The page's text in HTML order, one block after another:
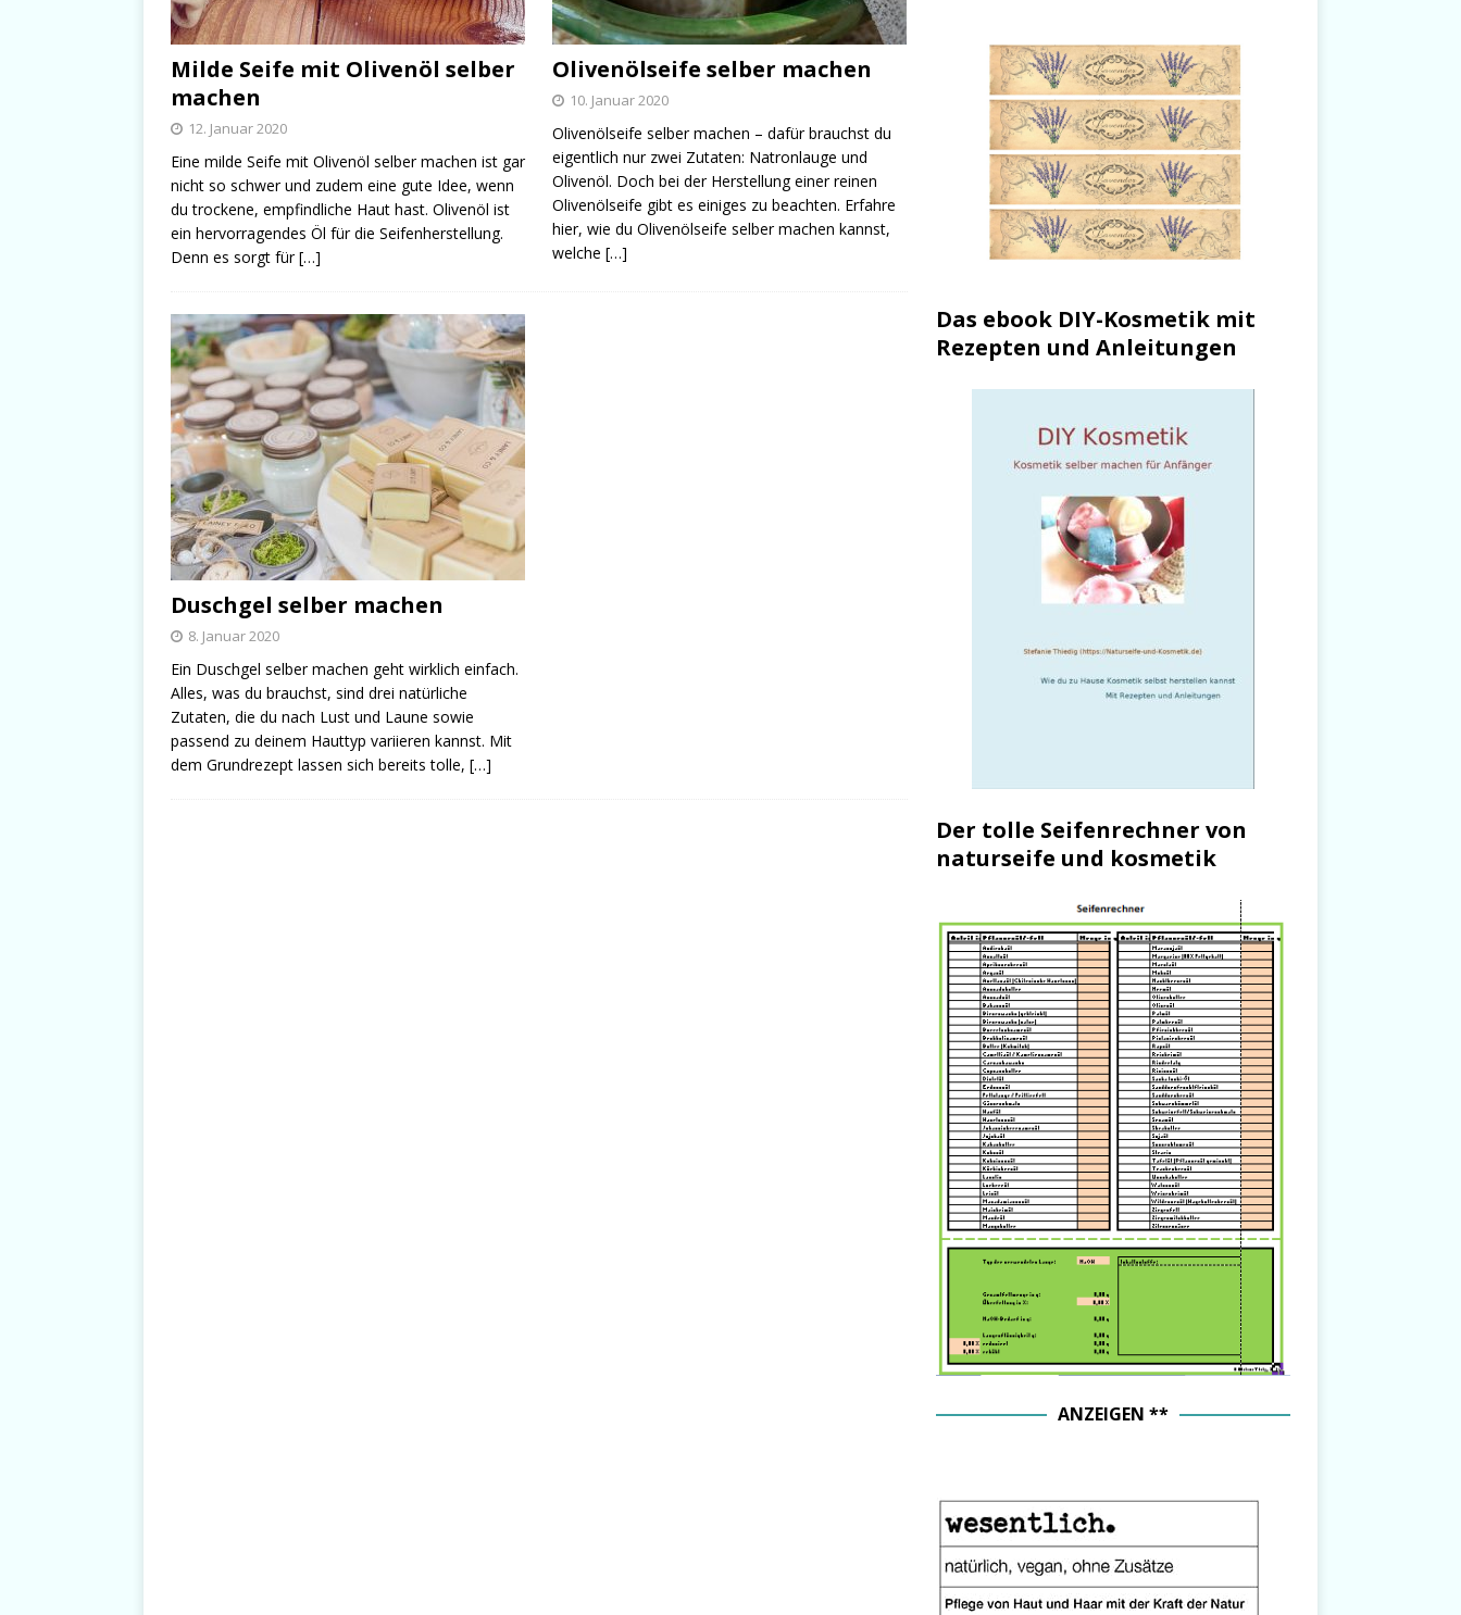
Milde Seife mit Olivenöl selber
machen
12. Januar 2020
Eine milde Seife mit Olivenöl selber machen ist gar
nicht so schwer und zudem eine gute Idee, wenn
du trockene, empfindliche Haut hast. Olivenöl ist
ein hervorragendes Öl für die Seifenherstellung.
Denn es sorgt für[…]
Olivenölseife selber machen
10. Januar 2020
Olivenölseife selber machen – dafür brauchst du
eigentlich nur zwei Zutaten: Natronlauge und
Olivenöl. Doch bei der Herstellung einer reinen
Olivenölseife gibt es einiges zu beachten. Erfahre
hier, wie du Olivenölseife selber machen kannst,
welche […]
Duschgel selber machen
8. Januar 2020
Ein Duschgel selber machen geht wirklich einfach.
Alles, was du brauchst, sind drei natürliche
Zutaten, die du nach Lust und Laune sowie
passend zu deinem Hauttyp variieren kannst. Mit
dem Grundrezept lassen sich bereits tolle, […]
Das ebook DIY-Kosmetik mit
Rezepten und Anleitungen
Der tolle Seifenrechner von
naturseife und kosmetik
ANZEIGEN **